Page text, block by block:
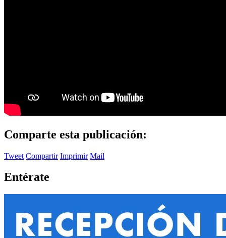
Comparte esta publicación:
Tweet Compartir Imprimir Mail
Entérate